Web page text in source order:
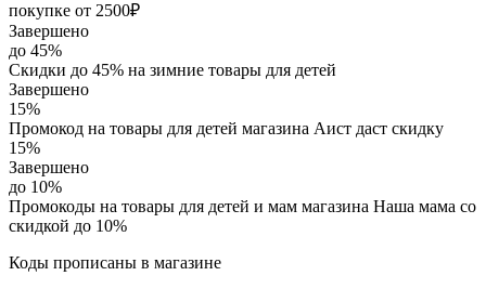
покупке от 2500₽
Завершено
до 45%
Скидки до 45% на зимние товары для детей
Завершено
15%
Промокод на товары для детей магазина Аист даст скидку
15%
Завершено
до 10%
Промокоды на товары для детей и мам магазина Наша мама со
скидкой до 10%
Коды прописаны в магазине